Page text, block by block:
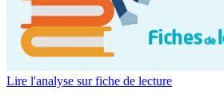
Lire l'analyse sur fiche de lecture